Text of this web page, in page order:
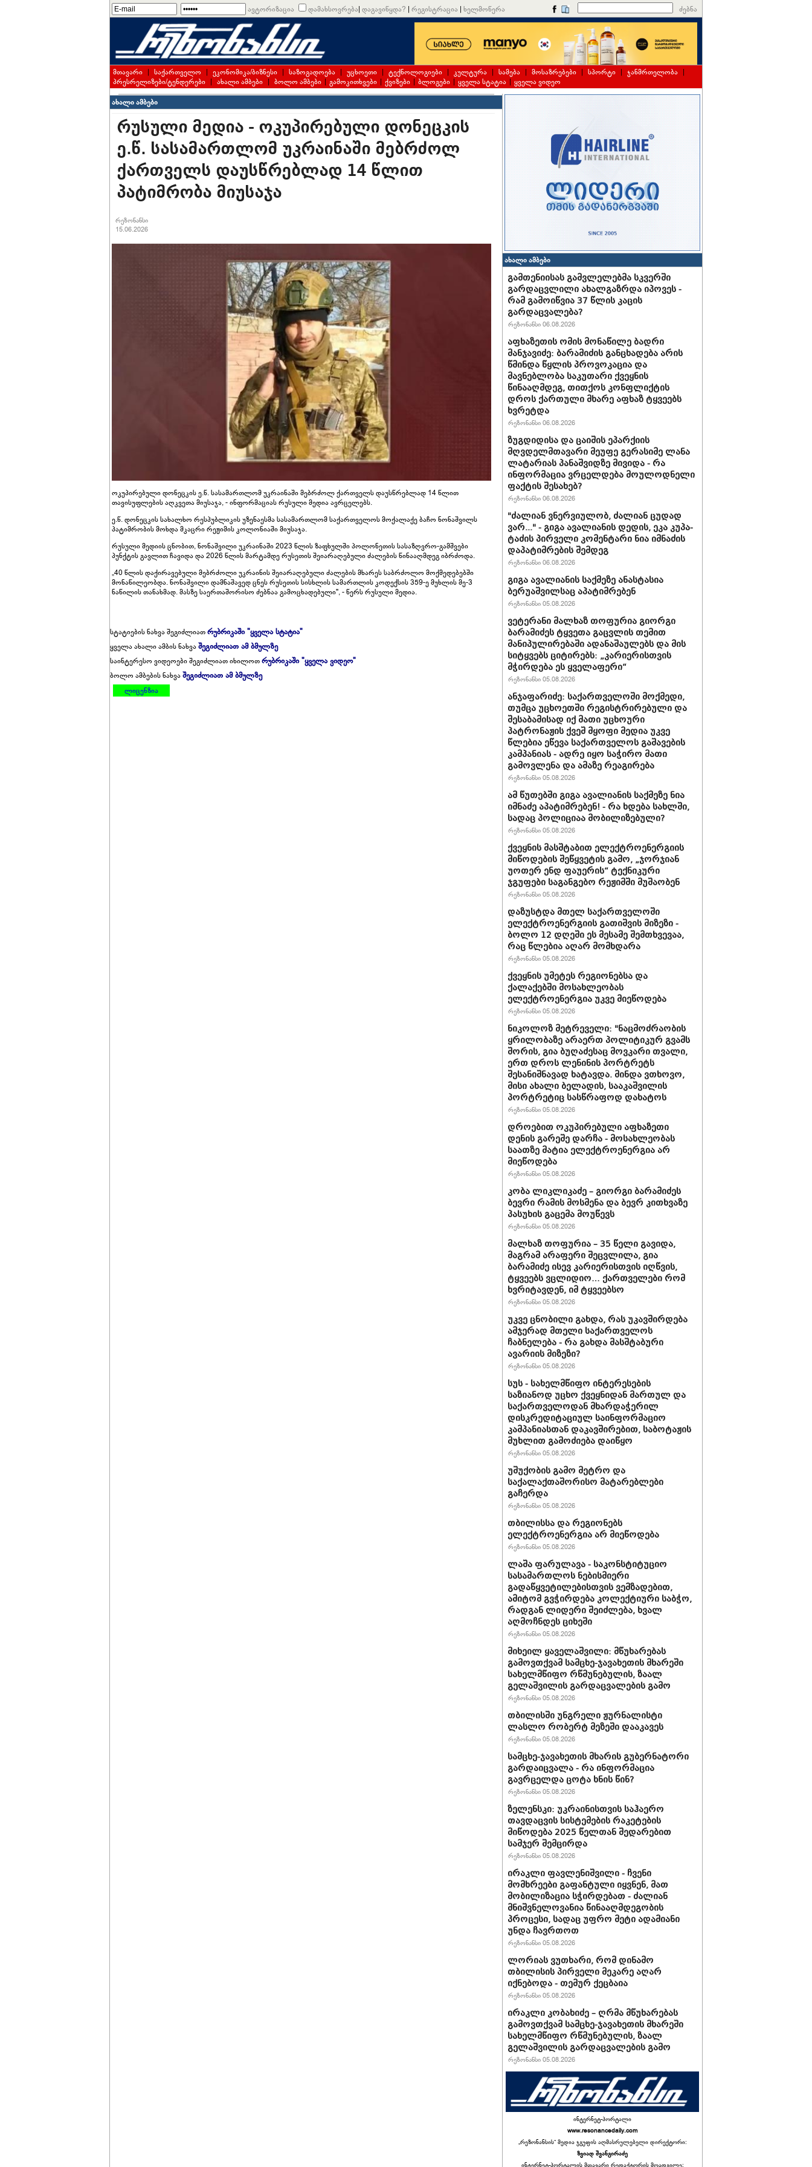
ავტორიზაცია დამახსოვრება| დაგავიწყდა? | რეგისტრაცია | ხელმოწერა ძებნა
მთავარი | საქართველო | ეკონომიკა/ბიზნესი | საზოგადოება | უცხოეთი | ტექნოლოგიები | კულტურა | სამება | მოსაზრებები | სპორტი | ჯანმრთელობა |
პრესრელიზები/ტენდერები | ახალი ამბები | ბოლო ამბები | გამოკითხვები | ქვიზები | ბლოგები | ყველა სტატია | ყველა ვიდეო
ახალი ამბები
რუსული მედია - ოკუპირებული დონეცკის
ე.წ. სასამართლომ უკრაინაში მებრძოლ
ქართველს დაუსწრებლად 14 წლით
პატიმრობა მიუსაჯა
რეზონანსი
15.06.2026
ოკუპირებული დონეცკის ე.წ. სასამართლომ უკრაინაში მებრძოლ ქართველს დაუსწრებლად 14 წლით
თავისუფლების აღკვეთა მიუსაჯა, - ინფორმაციას რუსული მედია ავრცელებს.
ე.წ. დონეცკის სახალხო რესპუბლიკის უზენაესმა სასამართლომ საქართველოს მოქალაქე ბაჩო ნონაშვილს
პატიმრობის მოხდა მკაცრი რეჟიმის კოლონიაში მიუსაჯა.
რუსული მედიის ცნობით, ნონაშვილი უკრაინაში 2023 წლის ზაფხულში პოლონეთის სასაზღვრო-გამშვები
პუნქტის გავლით ჩავიდა და 2026 წლის მარტამდე რუსეთის შეიარაღებული ძალების წინააღმდეგ იბრძოდა.
„40 წლის დაქირავებული მებრძოლი უკრაინის შეიარაღებული ძალების მხარეს საბრძოლო მოქმედებებში
მონაწილეობდა. ნონაშვილი დამნაშავედ ცნეს რუსეთის სისხლის სამართლის კოდექსის 359-ე მუხლის მე-3
ნაწილის თანახმად. მასზე საერთაშორისო ძებნაა გამოცხადებული", - წერს რუსული მედია.
სტატიების ნახვა შეგიძლიათრუბრიკაში "ყველა სტატია"
ყველა ახალი ამბის ნახვაშეგიძლიათ ამ ბმულზე
საინტერესო ვიდეოები შეგიძლიათ იხილოთრუბრიკაში "ყველა ვიდეო"
ბოლო ამბების ნახვაშეგიძლიათ ამ ბმულზე
ლიცენზია
ახალი ამბები
გამთენიისას გამვლელებმა სკვერში
გარდაცვლილი ახალგაზრდა იპოვეს -
რამ გამოიწვია 37 წლის კაცის
გარდაცვალება?
რეზონანსი 06.08.2026
აფხაზეთის ომის მონაწილე ბადრი
მანჯავიძე: ბარამიძის განცხადება არის
წმინდა წყლის პროვოკაცია და
მავნებლობა საკუთარი ქვეყნის
წინააღმდეგ, თითქოს კონფლიქტის
დროს ქართული მხარე აფხაზ ტყვეებს
ხვრეტდა
რეზონანსი 06.08.2026
ზუგდიდისა და ცაიშის ეპარქიის
მღვდელმთავარი მეუფე გერასიმე ლანა
ლატარიას პანაშვიდზე მივიდა - რა
ინფორმაცია ვრცელდება მოულოდნელი
ფაქტის შესახებ?
რეზონანსი 06.08.2026
"ძა­ლი­ან ვნერ­ვი­უ­ლობ, ძა­ლი­ან ცუ­დად
ვარ..." - გიგა ავა­ლი­ა­ნის დე­დის, ეკა კუ­პა­
ტა­ძის პირველი კომენტარი ნია იმნაძის
დაპატიმრების შემდეგ
რეზონანსი 06.08.2026
გიგა ავალიანის საქმეზე ანასტასია
ბერუაშვილსაც აპატიმრებენ
რეზონანსი 05.08.2026
ვეტერანი მალხაზ თოფურია გიორგი
ბარამიძეს ტყვეთა გაცვლის თემით
მანიპულირებაში ადანაშაულებს და მის
სიტყვებს ციტირებს: „კარიერისთვის
მჭირდება ეს ყველაფერი“
რეზონანსი 05.08.2026
ანჯაფარიძე: საქართველოში მოქმედი,
თუმცა უცხოეთში რეგისტრირებული და
შესაბამისად იქ მათი უცხოური
პატრონაჟის ქვეშ მყოფი მედია უკვე
წლებია ეწევა საქართველოს გაშავების
კამპანიას - ადრე იყო საჭირო მათი
გამოვლენა და ამაზე რეაგირება
რეზონანსი 05.08.2026
ამ წუთებში გიგა ავალიანის საქმეზე ნია
იმნაძე აპატიმრებენ! - რა ხდება სახლში,
სადაც პოლიციაა მობილიზებული?
რეზონანსი 05.08.2026
ქვეყნის მასშტაბით ელექტროენერგიის
მიწოდების შეწყვეტის გამო, „ჯორჯიან
უოთერ ენდ ფაუერის“ ტექნიკური
ჯგუფები საგანგებო რეჟიმში მუშაობენ
რეზონანსი 05.08.2026
დაზუსტდა მთელ საქართველოში
ელექტროენერგიის გათიშვის მიზეზი -
ბოლო 12 დღეში ეს მესამე შემთხვევაა,
რაც წლებია აღარ მომხდარა
რეზონანსი 05.08.2026
ქვეყნის უმეტეს რეგიონებსა და
ქალაქებში მოსახლეობას
ელექტროენერგია უკვე მიეწოდება
რეზონანსი 05.08.2026
ნიკოლოზ მეტრეველი: "ნაცმოძრაობის
ყრილობაზე არაერთ პოლიტიკურ გვამს
შორის, გია ბუღაძესაც მოვკარი თვალი,
ერთ დროს ლენინის პორტრეტს
შესანიშნავად ხატავდა. მინდა ვთხოვო,
მისი ახალი ბელადის, სააკაშვილის
პორტრეტიც სასწრაფოდ დახატოს
რეზონანსი 05.08.2026
დროებით ოკუპირებული აფხაზეთი
დენის გარეშე დარჩა - მოსახლეობას
საათზე მატია ელექტროენერგია არ
მიეწოდება
რეზონანსი 05.08.2026
კობა ლიკლიკაძე – გიორგი ბარამიძეს
ბევრი რამის მოსმენა და ბევრ კითხვაზე
პასუხის გაცემა მოუწევს
რეზონანსი 05.08.2026
მალხაზ თოფურია – 35 წელი გავიდა,
მაგრამ არაფერი შეცვლილა, გია
ბარამიძე ისევ კარიერისთვის იღწვის,
ტყვეებს ვცლიდიო… ქართველები რომ
ხვრიტავდენ, იმ ტყვეებსო
რეზონანსი 05.08.2026
უკვე ცნობილი გახდა, რას უკავშირდება
ამჯერად მთელი საქართველოს
ჩაბნელება - რა გახდა მასშტაბური
ავარიის მიზეზი?
რეზონანსი 05.08.2026
სუს - სახელმწიფო ინტერესების
საზიანოდ უცხო ქვეყნიდან მართულ და
საქართველოდან მხარდაჭერილ
დისკრედიტაციულ საინფორმაციო
კამპანიასთან დაკავშირებით, საბოტაჟის
მუხლით გამოძიება დაიწყო
რეზონანსი 05.08.2026
უშუქობის გამო მეტრო და
საქალაქთაშორისო მატარებლები
გაჩერდა
რეზონანსი 05.08.2026
თბილისსა და რეგიონებს
ელექტროენერგია არ მიეწოდება
რეზონანსი 05.08.2026
ლაშა ფარულავა - საკონსტიტუციო
სასამართლოს ნებისმიერი
გადაწყვეტილებისთვის ვემზადებით,
ამიტომ გვჭირდება კოლექტიური საბჭო,
რადგან ლიდერი შეიძლება, ხვალ
აღმოჩნდეს ციხეში
რეზონანსი 05.08.2026
მიხეილ ყაველაშვილი: მწუხარებას
გამოვთქვამ სამცხე-ჯავახეთის მხარეში
სახელმწიფო რწმუნებულის, ზაალ
გელაშვილის გარდაცვალების გამო
რეზონანსი 05.08.2026
თბილისში უნგრელი ჟურნალისტი
ლასლო რობერტ მეზეში დააკავეს
რეზონანსი 05.08.2026
სამცხე-ჯავახეთის მხარის გუბერნატორი
გარდაიცვალა - რა ინფორმაცია
გავრცელდა ცოტა ხნის წინ?
რეზონანსი 05.08.2026
ზელენსკი: უკრაინისთვის საჰაერო
თავდაცვის სისტემების რაკეტების
მიწოდება 2025 წელთან შედარებით
სამჯერ შემცირდა
რეზონანსი 05.08.2026
ირაკლი ფავლენიშვილი - ჩვენი
მომხრეები გაფანტული იყვნენ, მათ
მობილიზაცია სჭირდებათ - ძალიან
მნიშვნელოვანია წინააღმდეგობის
პროცესი, სადაც უფრო მეტი ადამიანი
უნდა ჩავრთოთ
რეზონანსი 05.08.2026
ლორიას ვუთხარი, რომ დინამო
თბილისის პირველი მეკარე აღარ
იქნებოდა - თემურ ქეცბაია
რეზონანსი 05.08.2026
ირაკლი კობახიძე – ღრმა მწუხარებას
გამოვთქვამ სამცხე-ჯავახეთის მხარეში
სახელმწიფო რწმუნებულის, ზაალ
გელაშვილის გარდაცვალების გამო
რეზონანსი 05.08.2026
ინტერნეტ-პორტალი
www.resonancedaily.com
„რეზონანსის“ მედია ჯგუფის აღმასრულებელი დირექტორი:
ზვიად შვანგირაძე
ინტერნეტ-პორტალის მთავარი რედაქტორის მოადგილე: